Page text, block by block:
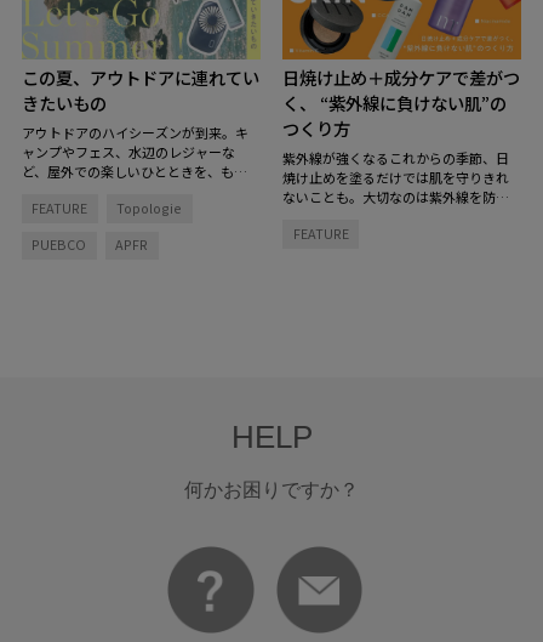
この夏、アウトドアに連れてい
きたいもの
アウトドアのハイシーズンが到来。キ
ャンプやフェス、水辺のレジャーな
ど、屋外での楽しいひとときを、もっ
えました。 とっておきのアイテムを持
を！
FEATURE Topologie
PUEBCO APFR
日焼け止め＋成分ケアで差がつ
く、 “紫外線に負けない肌”の
つくり方
紫外線が強くなるこれからの季節、日
焼け止めを塗るだけでは肌を守りきれ
ないことも。大切なのは紫外線を防ぐ
ョンを整えること。
FEATURE
HELP
何かお困りですか？